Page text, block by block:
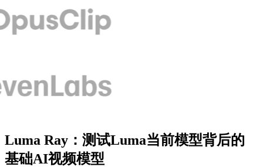
Luma Ray：测试Luma当前模型背后的
基础AI视频模型